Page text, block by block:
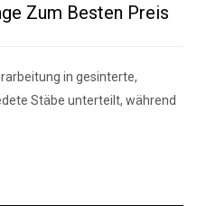
Zum Besten Preis
in gesinterte,
Stäbe unterteilt, während